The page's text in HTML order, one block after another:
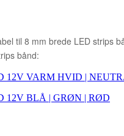
til 8 mm brede LED strips
bånd:
12V VARM HVID |
12V BLÅ | GRØN | RØD